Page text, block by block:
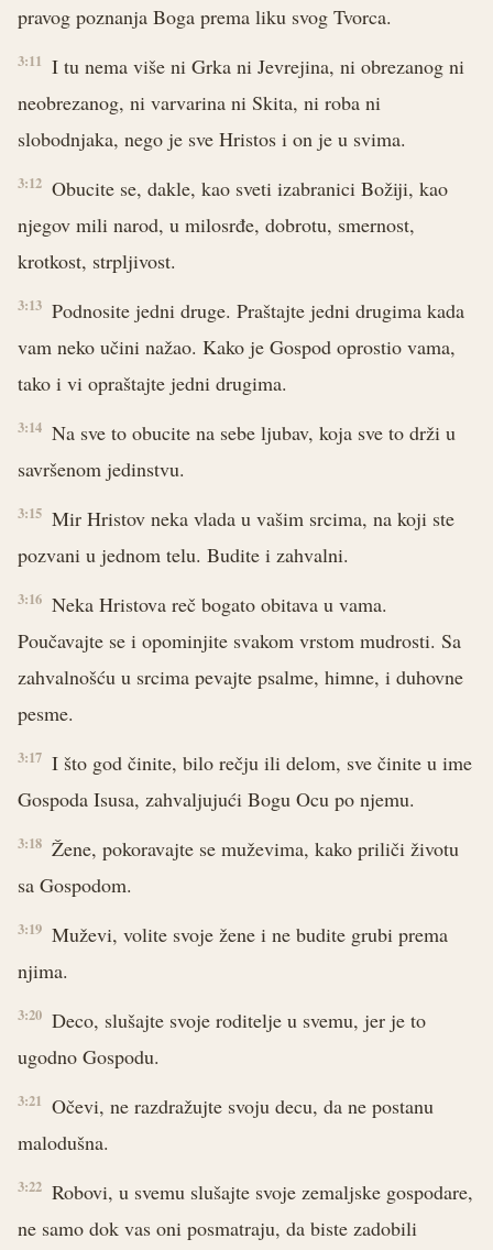
pravog poznanja Boga prema liku svog Tvorca.
3:11 I tu nema više ni Grka ni Jevrejina, ni obrezanog ni
neobrezanog, ni varvarina ni Skita, ni roba ni
slobodnjaka, nego je sve Hristos i on je u svima.
3:12 Obucite se, dakle, kao sveti izabranici Božiji, kao
njegov mili narod, u milosrđe, dobrotu, smernost,
krotkost, strpljivost.
3:13 Podnosite jedni druge. Praštajte jedni drugima kada
vam neko učini nažao. Kako je Gospod oprostio vama,
tako i vi opraštajte jedni drugima.
3:14 Na sve to obucite na sebe ljubav, koja sve to drži u
savršenom jedinstvu.
3:15 Mir Hristov neka vlada u vašim srcima, na koji ste
pozvani u jednom telu. Budite i zahvalni.
3:16 Neka Hristova reč bogato obitava u vama.
Poučavajte se i opominjite svakom vrstom mudrosti. Sa
zahvalnošću u srcima pevajte psalme, himne, i duhovne
pesme.
3:17 I što god činite, bilo rečju ili delom, sve činite u ime
Gospoda Isusa, zahvaljujući Bogu Ocu po njemu.
3:18 Žene, pokoravajte se muževima, kako priliči životu
sa Gospodom.
3:19 Muževi, volite svoje žene i ne budite grubi prema
njima.
3:20 Deco, slušajte svoje roditelje u svemu, jer je to
ugodno Gospodu.
3:21 Očevi, ne razdražujte svoju decu, da ne postanu
malodušna.
3:22 Robovi, u svemu slušajte svoje zemaljske gospodare,
ne samo dok vas oni posmatraju, da biste zadobili